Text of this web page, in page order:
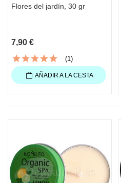
Flores del jardín, 30 gr
7,90 €
(1)
AÑADIR A LA CESTA